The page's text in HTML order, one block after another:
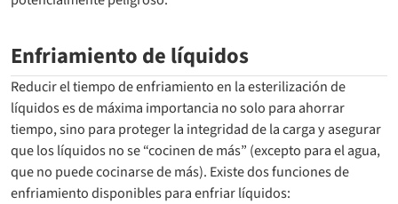
Enfriamiento de líquidos
Reducir el tiempo de enfriamiento en la esterilización de
líquidos es de máxima importancia no solo para ahorrar
tiempo, sino para proteger la integridad de la carga y asegurar
que los líquidos no se “cocinen de más” (excepto para el agua,
que no puede cocinarse de más). Existe dos funciones de
enfriamiento disponibles para enfriar líquidos: